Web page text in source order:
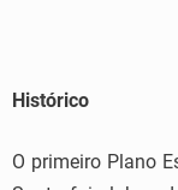
Histórico
O primeiro Plano